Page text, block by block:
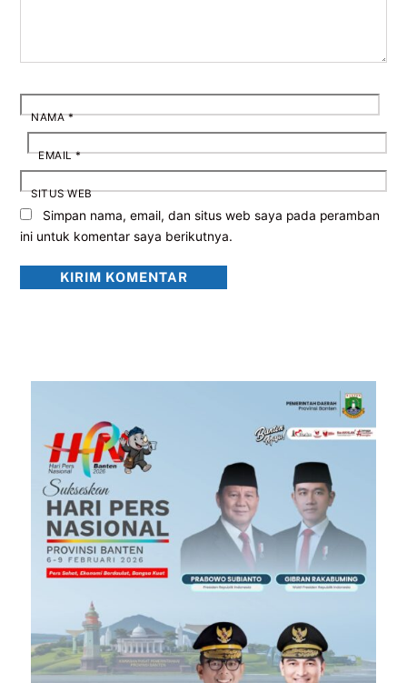
NAMA*
EMAIL*
SITUS WEB
Simpan nama, email, dan situs web saya pada peramban
ini untuk komentar saya berikutnya.